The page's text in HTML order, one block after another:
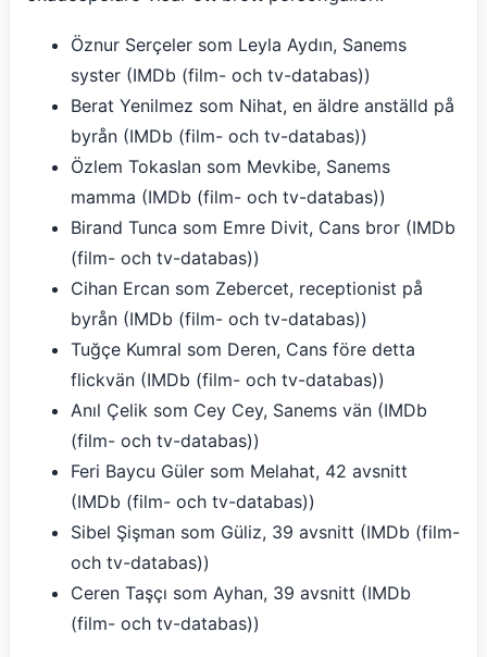
Öznur Serçeler som Leyla Aydın, Sanems
syster (IMDb (film- och tv-databas))
Berat Yenilmez som Nihat, en äldre anställd på
byrån (IMDb (film- och tv-databas))
Özlem Tokaslan som Mevkibe, Sanems
mamma (IMDb (film- och tv-databas))
Birand Tunca som Emre Divit, Cans bror (IMDb
(film- och tv-databas))
Cihan Ercan som Zebercet, receptionist på
byrån (IMDb (film- och tv-databas))
Tuğçe Kumral som Deren, Cans före detta
flickvän (IMDb (film- och tv-databas))
Anıl Çelik som Cey Cey, Sanems vän (IMDb
(film- och tv-databas))
Feri Baycu Güler som Melahat, 42 avsnitt
(IMDb (film- och tv-databas))
Sibel Şişman som Güliz, 39 avsnitt (IMDb (film-
och tv-databas))
Ceren Taşçı som Ayhan, 39 avsnitt (IMDb
(film- och tv-databas))